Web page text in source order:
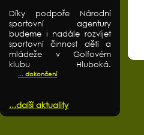
Díky podpoře Národní
sportovní agentury
budeme i nadále rozvíjet
sportovní činnost dětí a
mládeže v Golfovém
klubu Hluboká.
... dokončení
...další aktuality